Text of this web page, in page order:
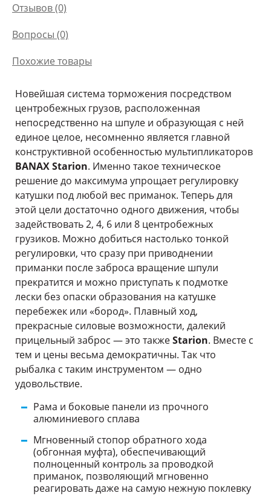
Отзывов (0)
Вопросы (0)
Похожие товары
Новейшая система торможения посредством
центробежных грузов, расположенная
непосредственно на шпуле и образующая с ней
единое целое, несомненно является главной
конструктивной особенностью мультипликаторов
BANAX Starion. Именно такое техническое
решение до максимума упрощает регулировку
катушки под любой вес приманок. Теперь для
этой цели достаточно одного движения, чтобы
задействовать 2, 4, 6 или 8 центробежных
грузиков. Можно добиться настолько тонкой
регулировки, что сразу при приводнении
приманки после заброса вращение шпули
прекратится и можно приступать к подмотке
лески без опаски образования на катушке
перебежек или «бород». Плавный ход,
прекрасные силовые возможности, далекий
прицельный заброс — это такжеStarion. Вместе с
тем и цены весьма демократичны. Так что
рыбалка с таким инструментом — одно
удовольствие.
Рама и боковые панели из прочного
алюминиевого сплава
Мгновенный стопор обратного хода
(обгонная муфта), обеспечивающий
полноценный контроль за проводкой
приманок, позволяющий мгновенно
реагировать даже на самую нежную поклевку